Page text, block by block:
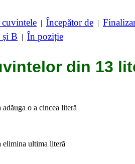
cuvintele | Începător de |
și B | În poziție
din 13
o a cincea literă
elimina ultima literă